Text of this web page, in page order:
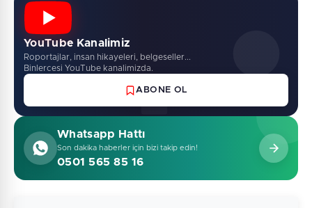
YouTube Kanalimiz
Roportajlar, insan hikayeleri, belgeseller...
Binlercesi YouTube kanalimizda.
ABONE OL
Whatsapp Hattı
Son dakika haberler için bizi takip edin!
0501 565 85 16